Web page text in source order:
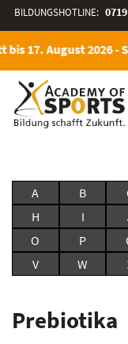
BILDUNGSHOTLINE:
bis 17. August 2026 -
A B
H
I
O
P
V
W
Prebiotika